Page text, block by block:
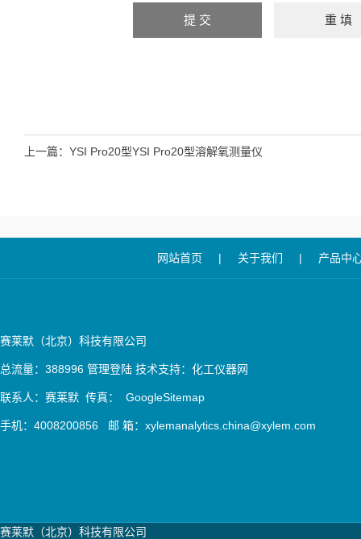
上一篇： YSI Pro20型YSI Pro20型溶解氧测量仪
网站首页 | 关于我们 | 产品中
赛莱默（北京）科技有限公司
总流量：388996 管理登陆 技术支持： 化工仪器网
联系人：赛莱默 传真： GoogleSitemap
手机：4008200856 邮 箱：xylemanalytics.china@xylem.com
赛莱默（北京）科技有限公司